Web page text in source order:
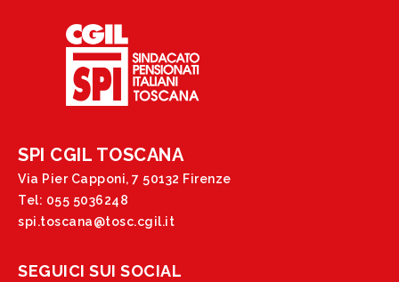
SPI CGIL TOSCANA
Via Pier Capponi, 7 50132 Firenze
Tel: 055 5036248
spi.toscana@tosc.cgil.it
SEGUICI SUI SOCIAL